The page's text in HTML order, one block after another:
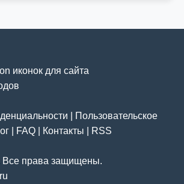
иконок для сайта
Пользовательское
FAQ Контакты RSS
Все права защищены.